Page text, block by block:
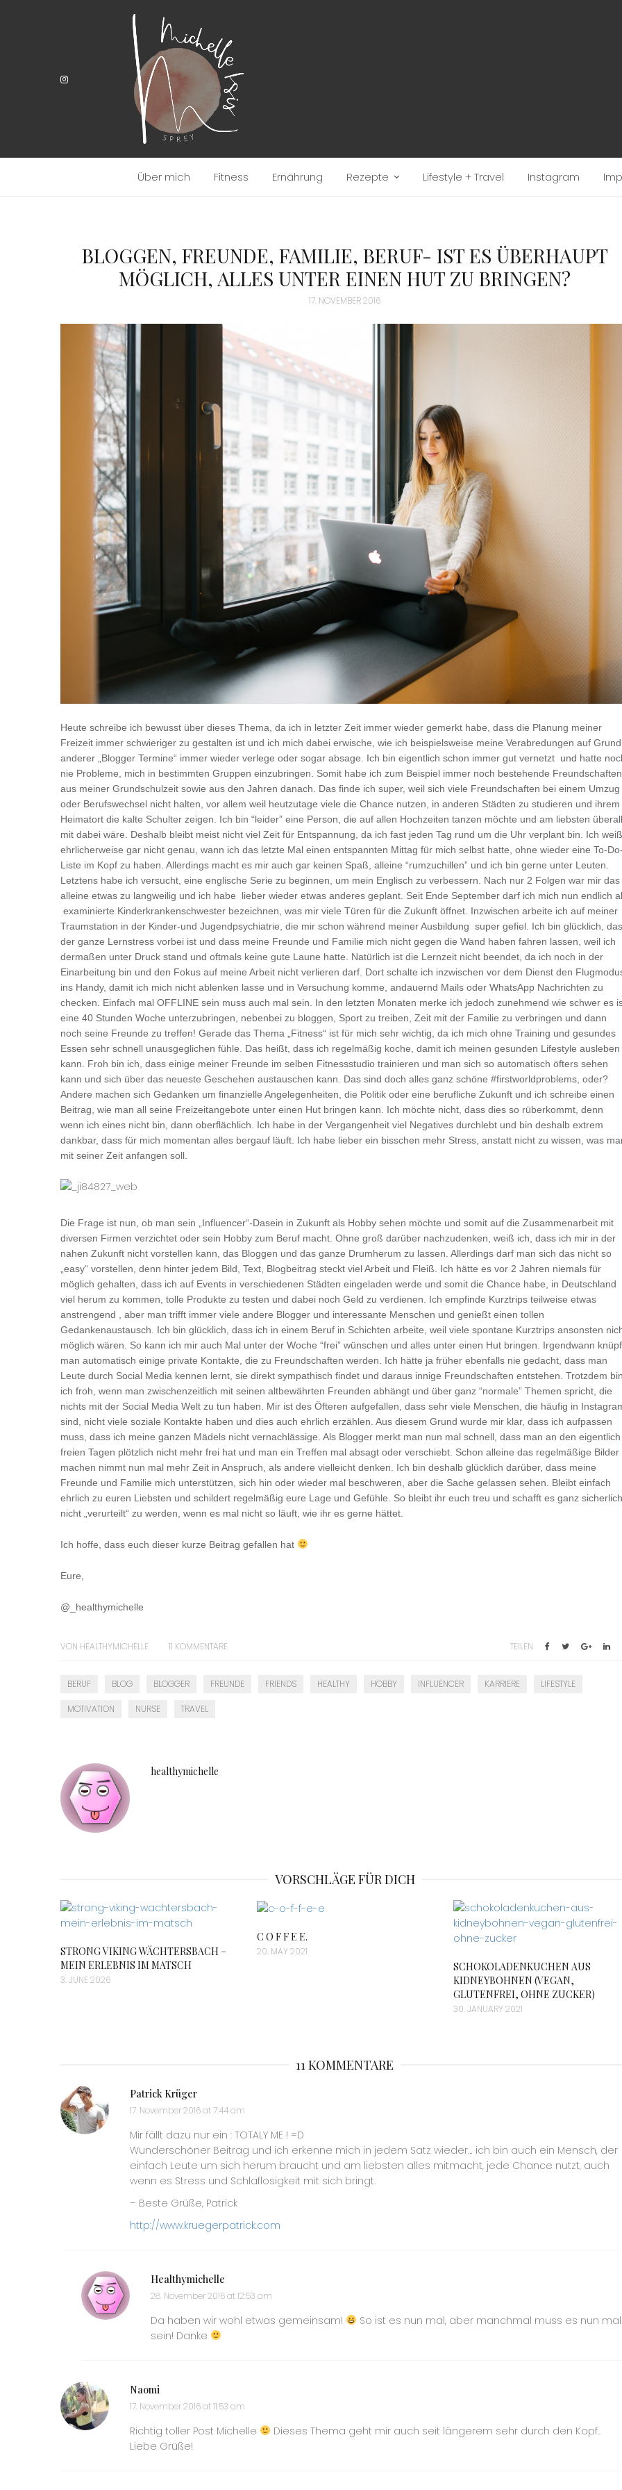
Über mich Fitness Ernährung Rezepte Lifestyle + Travel Instagram
BLOGGEN, FREUNDE, FAMILIE, BERUF- IST ES ÜBERHAUPT
MÖGLICH, ALLES UNTER EINEN HUT ZU BRINGEN?
17. NOVEMBER 2016
Heute schreibe ich bewusst über dieses Thema, da ich in letzter Zeit immer wieder gemerkt habe, dass die Planung meiner
Freizeit immer schwieriger zu gestalten ist und ich mich dabei erwische, wie ich beispielsweise meine Verabredungen auf Grund
anderer „Blogger Termine“ immer wieder verlege oder sogar absage. Ich bin eigentlich schon immer gut vernetzt und hatte
nie Probleme, mich in bestimmten Gruppen einzubringen. Somit habe ich zum Beispiel immer noch bestehende Freundschaften
aus meiner Grundschulzeit sowie aus den Jahren danach. Das finde ich super, weil sich viele Freundschaften bei einem Umzug
oder Berufswechsel nicht halten, vor allem weil heutzutage viele die Chance nutzen, in anderen Städten zu studieren und ihrem
Heimatort die kalte Schulter zeigen. Ich bin “leider” eine Person, die auf allen Hochzeiten tanzen möchte und am liebsten überall
mit dabei wäre. Deshalb bleibt meist nicht viel Zeit für Entspannung, da ich fast jeden Tag rund um die Uhr verplant bin. Ich weiß
ehrlicherweise gar nicht genau, wann ich das letzte Mal einen entspannten Mittag für mich selbst hatte, ohne wieder eine To-Do-
Liste im Kopf zu haben. Allerdings macht es mir auch gar keinen Spaß, alleine “rumzuchillen” und ich bin gerne unter Leuten.
Letztens habe ich versucht, eine englische Serie zu beginnen, um mein Englisch zu verbessern. Nach nur 2 Folgen war mir das
alleine etwas zu langweilig und ich habe lieber wieder etwas anderes geplant. Seit Ende September darf ich mich nun endlich
examinierte Kinderkrankenschwester bezeichnen, was mir viele Türen für die Zukunft öffnet. Inzwischen arbeite ich auf meiner
Traumstation in der Kinder-und Jugendpsychiatrie, die mir schon während meiner Ausbildung super gefiel. Ich bin glücklich,
der ganze Lernstress vorbei ist und dass meine Freunde und Familie mich nicht gegen die Wand haben fahren lassen, weil ich
dermaßen unter Druck stand und oftmals keine gute Laune hatte. Natürlich ist die Lernzeit nicht beendet, da ich noch in der
Einarbeitung bin und den Fokus auf meine Arbeit nicht verlieren darf. Dort schalte ich inzwischen vor dem Dienst den
ins Handy, damit ich mich nicht ablenken lasse und in Versuchung komme, andauernd Mails oder WhatsApp Nachrichten zu
checken. Einfach mal OFFLINE sein muss auch mal sein. In den letzten Monaten merke ich jedoch zunehmend wie schwer es
eine 40 Stunden Woche unterzubringen, nebenbei zu bloggen, Sport zu treiben, Zeit mit der Familie zu verbringen und dann
noch seine Freunde zu treffen! Gerade das Thema „Fitness“ ist für mich sehr wichtig, da ich mich ohne Training und gesundes
Essen sehr schnell unausgeglichen fühle. Das heißt, dass ich regelmäßig koche, damit ich meinen gesunden Lifestyle ausleben
kann. Froh bin ich, dass einige meiner Freunde im selben Fitnessstudio trainieren und man sich so automatisch öfters sehen
kann und sich über das neueste Geschehen austauschen kann. Das sind doch alles ganz schöne #firstworldproblems, oder?
Andere machen sich Gedanken um finanzielle Angelegenheiten, die Politik oder eine berufliche Zukunft und ich schreibe einen
Beitrag, wie man all seine Freizeitangebote unter einen Hut bringen kann. Ich möchte nicht, dass dies so rüberkommt, denn
wenn ich eines nicht bin, dann oberflächlich. Ich habe in der Vergangenheit viel Negatives durchlebt und bin deshalb extrem
dankbar, dass für mich momentan alles bergauf läuft. Ich habe lieber ein bisschen mehr Stress, anstatt nicht zu wissen, was
mit seiner Zeit anfangen soll.
Die Frage ist nun, ob man sein „Influencer“-Dasein in Zukunft als Hobby sehen möchte und somit auf die Zusammenarbeit mit
diversen Firmen verzichtet oder sein Hobby zum Beruf macht. Ohne groß darüber nachzudenken, weiß ich, dass ich mir in der
nahen Zukunft nicht vorstellen kann, das Bloggen und das ganze Drumherum zu lassen. Allerdings darf man sich das nicht so
„easy“ vorstellen, denn hinter jedem Bild, Text, Blogbeitrag steckt viel Arbeit und Fleiß. Ich hätte es vor 2 Jahren niemals für
möglich gehalten, dass ich auf Events in verschiedenen Städten eingeladen werde und somit die Chance habe, in Deutschland
viel herum zu kommen, tolle Produkte zu testen und dabei noch Geld zu verdienen. Ich empfinde Kurztrips teilweise etwas
anstrengend , aber man trifft immer viele andere Blogger und interessante Menschen und genießt einen tollen
Gedankenaustausch. Ich bin glücklich, dass ich in einem Beruf in Schichten arbeite, weil viele spontane Kurztrips ansonsten
möglich wären. So kann ich mir auch Mal unter der Woche “frei” wünschen und alles unter einen Hut bringen. Irgendwann
man automatisch einige private Kontakte, die zu Freundschaften werden. Ich hätte ja früher ebenfalls nie gedacht, dass man
Leute durch Social Media kennen lernt, sie direkt sympathisch findet und daraus innige Freundschaften entstehen. Trotzdem bin
ich froh, wenn man zwischenzeitlich mit seinen altbewährten Freunden abhängt und über ganz “normale” Themen spricht, die
nichts mit der Social Media Welt zu tun haben. Mir ist des Öfteren aufgefallen, dass sehr viele Menschen, die häufig in
sind, nicht viele soziale Kontakte haben und dies auch ehrlich erzählen. Aus diesem Grund wurde mir klar, dass ich aufpassen
muss, dass ich meine ganzen Mädels nicht vernachlässige. Als Blogger merkt man nun mal schnell, dass man an den eigentlich
freien Tagen plötzlich nicht mehr frei hat und man ein Treffen mal absagt oder verschiebt. Schon alleine das regelmäßige Bilder
machen nimmt nun mal mehr Zeit in Anspruch, als andere vielleicht denken. Ich bin deshalb glücklich darüber, dass meine
Freunde und Familie mich unterstützen, sich hin oder wieder mal beschweren, aber die Sache gelassen sehen. Bleibt einfach
ehrlich zu euren Liebsten und schildert regelmäßig eure Lage und Gefühle. So bleibt ihr euch treu und schafft es ganz sicherlich,
nicht „verurteilt“ zu werden, wenn es mal nicht so läuft, wie ihr es gerne hättet.
Ich hoffe, dass euch dieser kurze Beitrag gefallen hat
Eure,
@_healthymichelle
VON HEALTHYMICHELLE 11 KOMMENTARE TEILEN
BERUF BLOG BLOGGER FREUNDE FRIENDS HEALTHY HOBBY INFLUENCER KARRIERE LIFESTYLE
MOTIVATION NURSE TRAVEL
healthymichelle
VORSCHLÄGE FÜR DICH
STRONG VIKING WÄCHTERSBACH –
MEIN ERLEBNIS IM MATSCH
3. JUNE 2026
C O F F E E.
20. MAY 2021
SCHOKOLADENKUCHEN AUS
KIDNEYBOHNEN (VEGAN,
GLUTENFREI, OHNE ZUCKER)
30. JANUARY 2021
11 KOMMENTARE
Patrick Krüger
17. November 2016 at 7:44 am
Mir fällt dazu nur ein : TOTALY ME ! =D
Wunderschöner Beitrag und ich erkenne mich in jedem Satz wieder… ich bin auch ein Mensch, der
einfach Leute um sich herum braucht und am liebsten alles mitmacht, jede Chance nutzt, auch
wenn es Stress und Schlaflosigkeit mit sich bringt.
– Beste Grüße, Patrick
http://www.kruegerpatrick.com
Healthymichelle
28. November 2016 at 12:53 am
Da haben wir wohl etwas gemeinsam!
So ist es nun mal, aber manchmal muss es nun mal
sein! Danke
Naomi
17. November 2016 at 11:53 am
Richtig toller Post Michelle
Dieses Thema geht mir auch seit längerem sehr durch den Kopf..
Liebe Grüße!